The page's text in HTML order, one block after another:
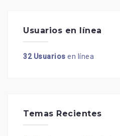
Usuarios en línea
32 Usuarios en línea
Temas Recientes